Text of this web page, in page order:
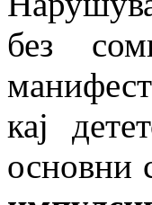
без
кај
основни